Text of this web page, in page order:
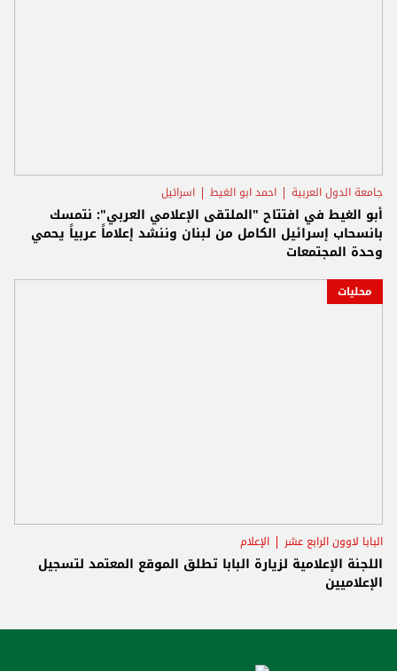
جامعة الدول العربية احمد ابو الغيط اسرائيل
أبو الغيط في افتتاح "الملتقى الإعلامي العربي": نتمسك
بانسحاب إسرائيل الكامل من لبنان وننشد إعلاماً عربياً يحمي
وحدة المجتمعات
محليات
البابا لاوون الرابع عشر الإعلام
اللجنة الإعلامية لزيارة البابا تطلق الموقع المعتمد لتسجيل
الإعلاميين